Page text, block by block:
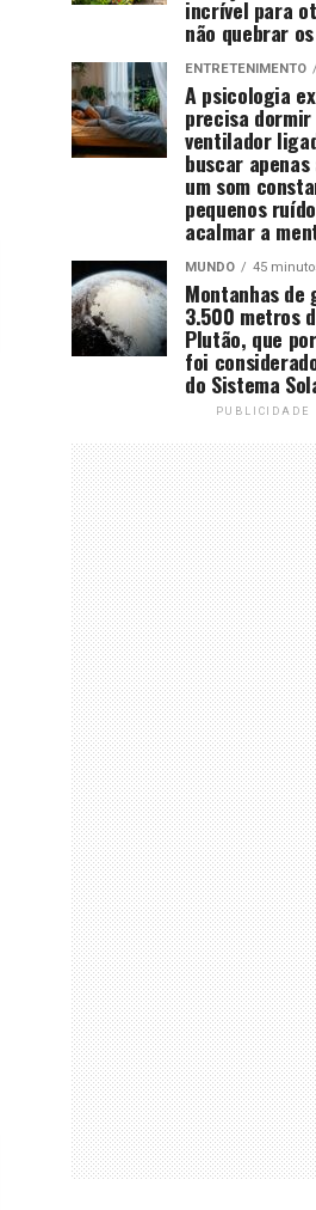
incrível para
não quebrar
ENTRETENIMENTO
A psicologia
precisa dormir
ventilador
buscar
um som
pequenos
acalmar a
MUNDO 45
Montanhas de
3.500 metros
Plutão, que
foi
do Sistema
PUBLICIDADE